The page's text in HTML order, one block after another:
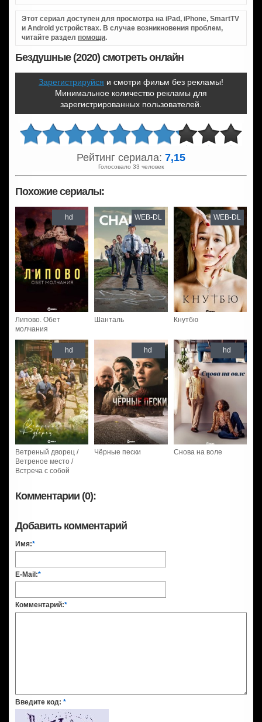
Этот сериал доступен для просмотра на iPad, iPhone, SmartTV
и Android устройствах. В случае возникновения проблем,
читайте раздел помощи.
Бездушные (2020) смотреть онлайн
Зарегистрируйся и смотри фильм без рекламы!
Минимальное количество рекламы для
зарегистрированных пользователей.
Рейтинг сериала: 7,15
Голосовало 33 человек
Похожие сериалы:
Липово. Обет
молчания
hd
Шанталь
WEB-DL
Кнутбю
WEB-DL
Ветреный дворец /
Ветреное место /
Встреча с собой
hd
Чёрные пески
hd
Снова на воле
hd
Комментарии (0):
Добавить комментарий
Имя:*
E-Mail:*
Комментарий:*
Введите код: *